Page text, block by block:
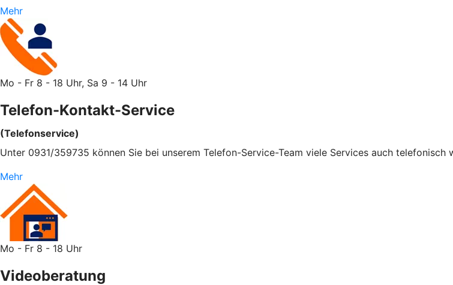
Mehr
Mo - Fr 8 - 18 Uhr, Sa 9 - 14 Uhr
Telefon-Kontakt-Service
(Telefonservice)
Unter 0931/359735 können Sie bei unserem Telefon-Service-Team viele Services auch telefonisch
Mehr
Mo - Fr 8 - 18 Uhr
Videoberatung